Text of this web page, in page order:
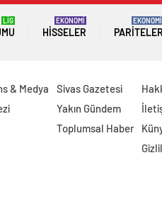
LİG
HISSELER
EKONOMİ
PARITELER
EKONOMİ
& Medya
Sivas Gazetesi
Yakın Gündem
Toplumsal Haber